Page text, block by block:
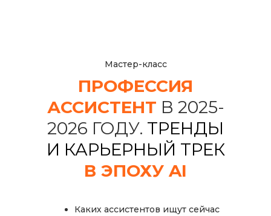
ПРОФЕССИЯ
АССИСТЕНТ В 2025-
2026 ГОДУ. ТРЕНДЫ
И КАРЬЕРНЫЙ ТРЕК
В ЭПОХУ AI
Каких ассистентов ищут сейчас
Мастер-класс